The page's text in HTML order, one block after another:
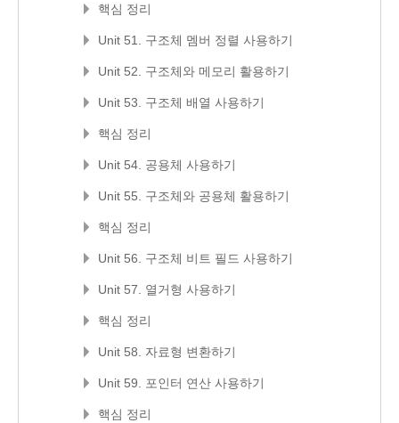
핵심 정리
Unit 51. 구조체 멤버 정렬 사용하기
Unit 52. 구조체와 메모리 활용하기
Unit 53. 구조체 배열 사용하기
핵심 정리
Unit 54. 공용체 사용하기
Unit 55. 구조체와 공용체 활용하기
핵심 정리
Unit 56. 구조체 비트 필드 사용하기
Unit 57. 열거형 사용하기
핵심 정리
Unit 58. 자료형 변환하기
Unit 59. 포인터 연산 사용하기
핵심 정리